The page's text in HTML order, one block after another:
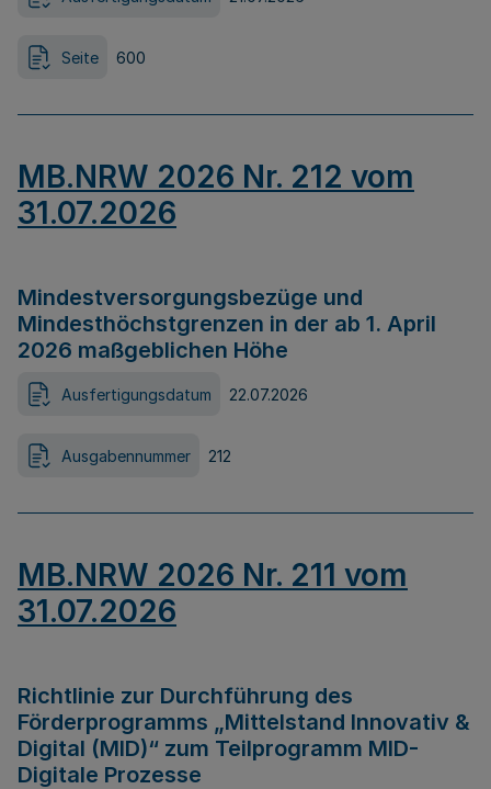
Seite 600
MB.NRW 2026 Nr. 212 vom
31.07.2026
Mindestversorgungsbezüge und
Mindesthöchstgrenzen in der ab 1. April
2026 maßgeblichen Höhe
Ausfertigungsdatum 22.07.2026
Ausgabennummer 212
MB.NRW 2026 Nr. 211 vom
31.07.2026
Richtlinie zur Durchführung des
Förderprogramms „Mittelstand Innovativ &
Digital (MID)“ zum Teilprogramm MID-
Digitale Prozesse